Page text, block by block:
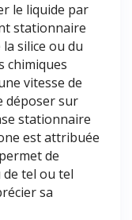
le liquide par
stationnaire
silice ou du
chimiques
vitesse de
déposer sur
stationnaire
est attribuée
de
tel ou tel
sa